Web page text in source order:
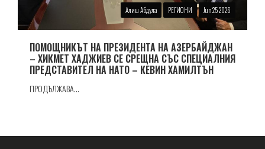
Алиш Абдула РЕГИОНИ Jun 25 2026
ПОМОЩНИКЪТ НА ПРЕЗИДЕНТА НА АЗЕРБАЙДЖАН
– ХИКМЕТ ХАДЖИЕВ СЕ СРЕЩНА СЪС СПЕЦИАЛНИЯ
ПРЕДСТАВИТЕЛ НА НАТО – КЕВИН ХАМИЛТЪН
ПРОДЪЛЖАВА...